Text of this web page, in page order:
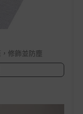
修飾並防塵